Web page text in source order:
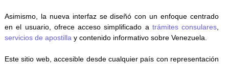
Asimismo, la nueva interfaz se diseñó con un enfoque centrado
en el usuario, ofrece acceso simplificado a trámites consulares
servicios de apostilla y contenido informativo sobre Venezuela.
Este sitio web, accesible desde cualquier país con representación